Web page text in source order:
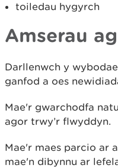
toiledau hygyrch
Amserau
Darllenwch y
ganfod a oes
Mae'r gwarchodfa
agor trwy’r flwyddyn.
Mae'r maes parcio ar
mae'n dibynnu ar